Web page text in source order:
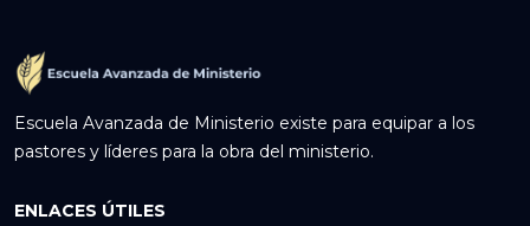
Escuela Avanzada de Ministerio existe para equipar a los
pastores y líderes para la obra del ministerio.
ENLACES ÚTILES